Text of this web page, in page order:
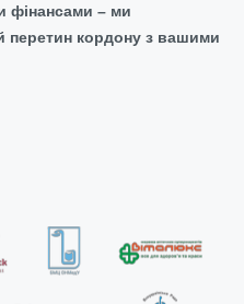
фінансами – ми
перетин кордону з вашими